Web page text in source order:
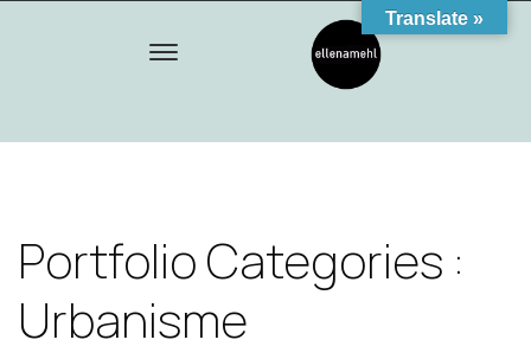
Portfolio Categories :
Urbanisme
Translate »